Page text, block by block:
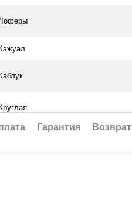
Кэжуал
Каблук
Круглая
Гарантия Возврат